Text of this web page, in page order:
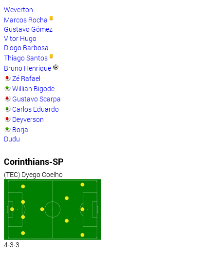
Weverton
Marcos Rocha
Gustavo Gómez
Vitor Hugo
Diogo Barbosa
Thiago Santos
Bruno Henrique
Zé Rafael
Willian Bigode
Gustavo Scarpa
Carlos Eduardo
Deyverson
Borja
Dudu
Corinthians-SP
(TEC) Dyego Coelho
4-3-3